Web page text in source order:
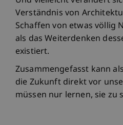
Verständnis von
Schaffen von etwas völlig
als das Weiterdenken
existiert.
Zusammengefasst kann
die Zukunft direkt vor
müssen nur lernen, sie zu